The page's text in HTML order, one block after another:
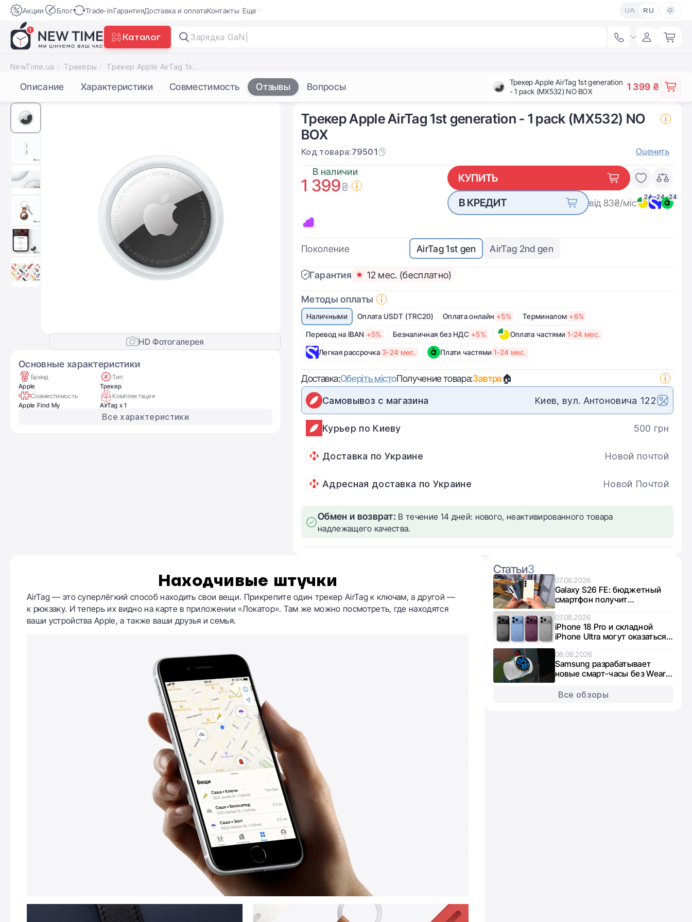
Акции Блог Trade-inГарантияДоставка и оплатаКонтакты Еще UA RU
Каталог З|
NewTime.ua Трекеры Трекер Apple AirTag 1st generation - 1 pack (MX532) NO BOX
Описание Характеристики Совместимость Отзывы Вопросы
Трекер Apple AirTag 1st generation
- 1 pack (MX532) NO BOX
1 399 ₴
Трекер Apple AirTag 1st generation - 1 pack (MX532) NO
BOX
Код товара:79501 Оценить
В наличии
1 399₴
КУПИТЬ
В КРЕДИТ
від 83₴/міс
24 24 24
Поколение AirTag 1st gen AirTag 2nd gen
Гарантия 12 мес. (бесплатно)
Методы оплаты
Наличными Оплата USDT (TRC20) Оплата онлайн +5% Терминалом +6%
Перевод на IBAN +5% Безналичная без НДС +5% Оплата частями 1-24 мес.
Легкая рассрочка 3-24 мес. Плати частями 1-24 мес.
Доставка:Оберіть містоПолучение товара:Завтра🏠
Самовывоз с магазина Киев, вул. Антоновича 122
Курьер по Киеву 500 грн
Доставка по Украине Новой почтой
Адресная доставка по Украине Новой Почтой
Обмен и возврат: В течение 14 дней: нового, неактивированного товара
надлежащего качества.
HD Фотогалерея
Основные характеристики
Бренд
Apple
Тип
Трекер
Совместимость
Apple Find My
Комплектация
AirTag x 1
Все характеристики
Находчивые штучки
AirTag — это суперлёгкий способ находить свои вещи. Прикрепите один трекер AirTag к ключам, а другой —
к рюкзаку. И теперь их видно на карте в приложении «Локатор». Там же можно посмотреть, где находятся
ваши устройства Apple, а также ваши друзья и семья.
Статьи3
07.08.2026
Galaxy S26 FE: бюджетный
смартфон получит
интересный микс чипов от
Exynos и Snapdragon
07.08.2026
iPhone 18 Pro и складной
iPhone Ultra могут оказаться в
дефиците из-за нехватки
памяти
06.08.2026
Samsung разрабатывает
новые смарт-часы без Wear
OS: что известно о Galaxy
Aero
Все обзоры